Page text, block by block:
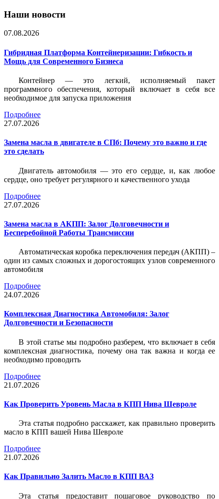
Наши новости
07.08.2026
Гибридная Платформа Контейнеризации: Гибкость и
Мощь для Современного Бизнеса
Контейнер — это легкий, исполняемый пакет
программного обеспечения, который включает в себя все
необходимое для запуска приложения
Подробнее
27.07.2026
Замена масла в двигателе в СПб: Почему это важно и где
это сделать
Двигатель автомобиля — это его сердце, и, как любое
сердце, оно требует регулярного и качественного ухода
Подробнее
27.07.2026
Замена масла в АКПП: Залог Долговечности и
Бесперебойной Работы Трансмиссии
Автоматическая коробка переключения передач (АКПП) –
один из самых сложных и дорогостоящих узлов современного
автомобиля
Подробнее
24.07.2026
Комплексная Диагностика Автомобиля: Залог
Долговечности и Безопасности
В этой статье мы подробно разберем, что включает в себя
комплексная диагностика, почему она так важна и когда ее
необходимо проводить
Подробнее
21.07.2026
Как Проверить Уровень Масла в КПП Нива Шевроле
Эта статья подробно расскажет, как правильно проверить
масло в КПП вашей Нива Шевроле
Подробнее
21.07.2026
Как Правильно Залить Масло в КПП ВАЗ
Эта статья предоставит пошаговое руководство по